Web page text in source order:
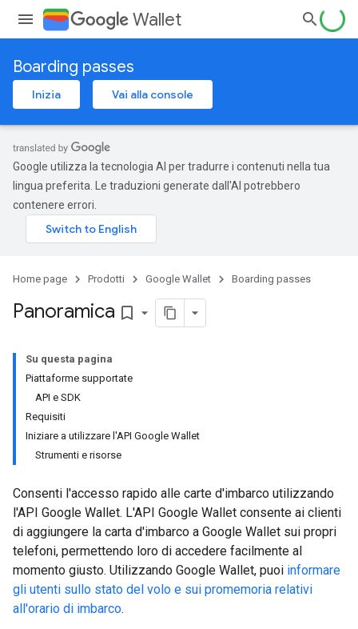
Wallet
Boarding passes
Inizia Vai alla console
Google utilizza la tecnologia AI per tradurre i contenuti nella tua
lingua preferita. Le traduzioni generate dall'AI potrebbero
contenere errori.
Home page Prodotti Google Wallet Boarding passes
Panoramica bookmark_border
Su questa pagina
Piattaforme supportate
API e SDK
Requisiti
Iniziare a utilizzare l'API Google Wallet
Strumenti e risorse
Consenti l'accesso rapido alle carte d'imbarco utilizzando
l'API Google Wallet. L'API Google Wallet consente ai clienti
di aggiungere la carta d'imbarco a Google Wallet sui propri
telefoni, permettendo loro di accedere facilmente al
momento giusto. Utilizzando Google Wallet, puoi informare
gli utenti sullo stato del volo e sui promemoria relativi
all'orario di imbarco.